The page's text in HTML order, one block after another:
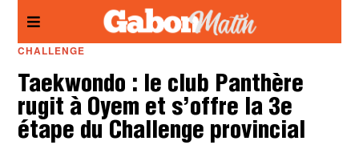
CHALLENGE
Taekwondo : le club Panthère
rugit à Oyem et s’offre la 3e
étape du Challenge provincial
Panneau de gestion des cookies